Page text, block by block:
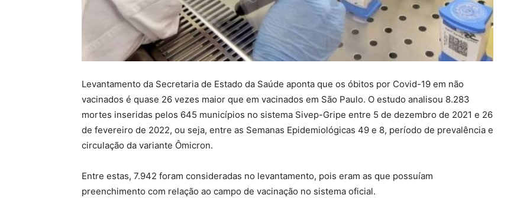
Levantamento da Secretaria de Estado da Saúde aponta que os óbitos por Covid-19 em não
vacinados é quase 26 vezes maior que em vacinados em São Paulo. O estudo analisou 8.283
mortes inseridas pelos 645 municípios no sistema Sivep-Gripe entre 5 de dezembro de 2021 e 26
de fevereiro de 2022, ou seja, entre as Semanas Epidemiológicas 49 e 8, período de prevalência e
circulação da variante Ômicron.
Entre estas, 7.942 foram consideradas no levantamento, pois eram as que possuíam
preenchimento com relação ao campo de vacinação no sistema oficial.